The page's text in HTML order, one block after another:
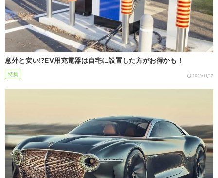
意外と安い!?EV用充電器は自宅に設置した方がお得かも！
特集 2020/11/17